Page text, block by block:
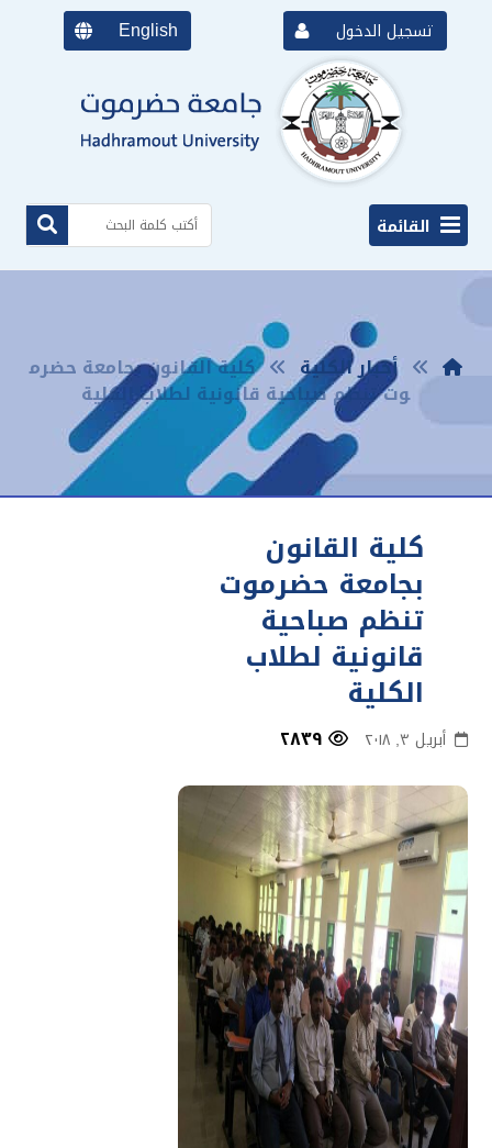
English تسجيل الدخول
القائمة
أخبار الكلية كلية القانون بجامعة حضرم
وت تنظم صباحية قانونية لطلاب الكلية
كلية القانون
بجامعة حضرموت
تنظم صباحية
قانونية لطلاب
الكلية
أبريل ٣, ٢٠١٨